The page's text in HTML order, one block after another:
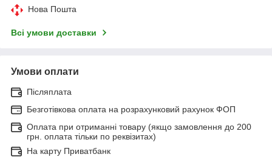
Нова Пошта
Всі умови доставки
Умови оплати
Післяплата
Безготівкова оплата на розрахунковий рахунок ФОП
Оплата при отриманні товару (якщо замовлення до 200
грн. оплата тільки по реквізитах)
На карту Приватбанк